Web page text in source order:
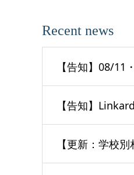
Recent news
【告知】08/
【告知】
【更新：学校